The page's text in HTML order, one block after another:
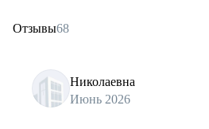
Отзывы68
Николаевна
Июнь 2026